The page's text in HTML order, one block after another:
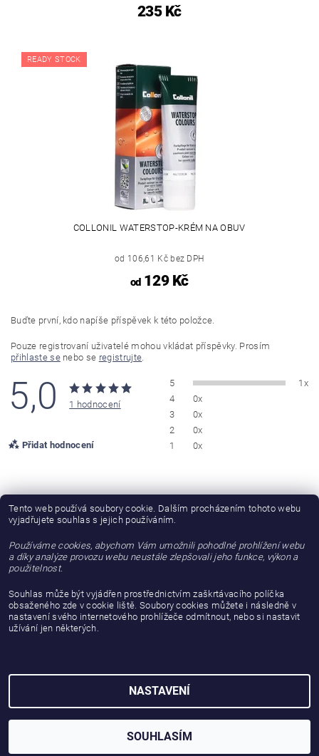
235 Kč
READY STOCK
COLLONIL WATERSTOP-KRÉM NA OBUV
od 106,61 Kč bez DPH
od129 Kč
Buďte první, kdo napíše příspěvek k této položce.
Pouze registrovaní uživatelé mohou vkládat příspěvky. Prosím
přihlaste senebo se registrujte
5,0 1 hodnocení
Přidat hodnocení
5
1x
4
0x
3
0x
2
0x
1
0x
LB
Lada Boudová
|
16.7.2020
Jsou dokonalé
2026 © gattanera.com, všechna práva vyhrazena
Vytvořil Shoptet
Tento web používá soubory cookie. Dalším procházením tohoto webu
vyjadřujete souhlas s jejich používáním.
Používáme cookies, abychom Vám umožnili pohodlné prohlížení webu
a díky analýze provozu webu neustále zlepšovali jeho funkce, výkon a
použitelnost.
Souhlas může být vyjádřen prostřednictvím zaškrtávacího políčka
obsaženého zde v cookie liště. Soubory cookies můžete i následně v
nastavení svého internetového prohlížeče odmítnout, nebo si nastavit
užívání jen některých.
NASTAVENÍ
SOUHLASÍM